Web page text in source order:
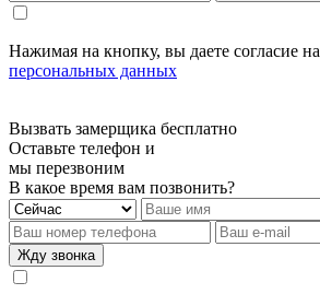
Нажимая на кнопку, вы даете согласие на
персональных данных
Вызвать замерщика бесплатно
Оставьте телефон и
мы перезвоним
В какое время вам позвонить?
Жду звонка